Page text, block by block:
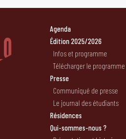
Agenda
Édition 2025/2026
Infos et programme
Télécharger le programme
Presse
Communiqué de presse
Le journal des étudiants
Résidences
Qui-sommes-nous ?